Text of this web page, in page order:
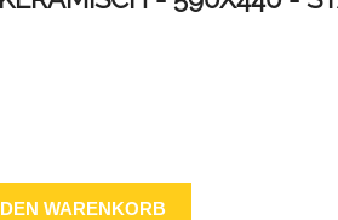
WARENKORB